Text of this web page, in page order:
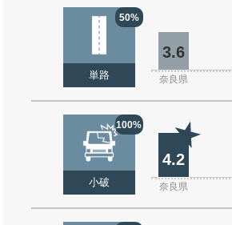
50%
単路
3.6
奈良県
100%
小破
4.2
奈良県